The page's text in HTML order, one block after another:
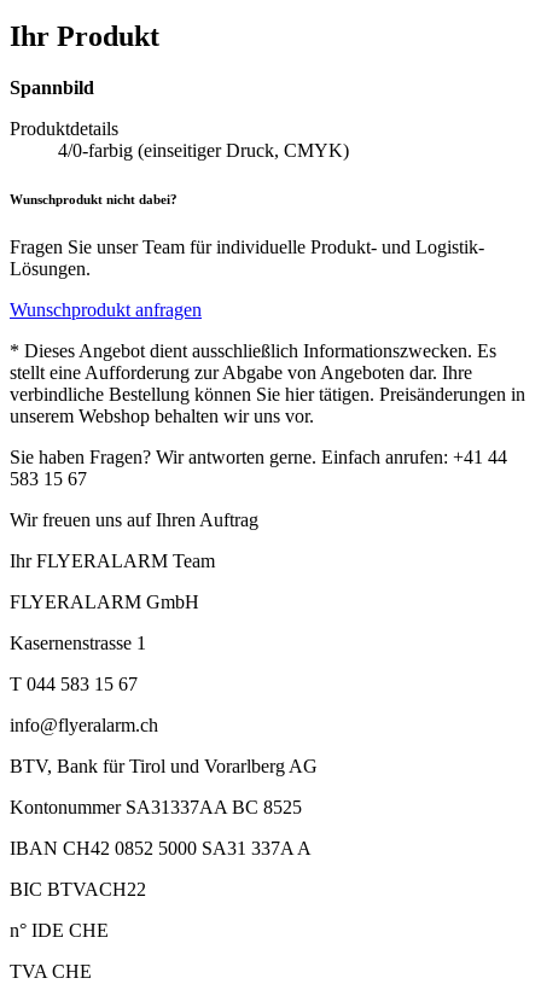
Ihr Produkt
Spannbild
Produktdetails
4/0-farbig (einseitiger Druck, CMYK)
Wunschprodukt nicht dabei?
Fragen Sie unser Team für individuelle Produkt- und Logistik-
Lösungen.
Wunschprodukt anfragen
* Dieses Angebot dient ausschließlich Informationszwecken. Es
stellt eine Aufforderung zur Abgabe von Angeboten dar. Ihre
verbindliche Bestellung können Sie hier tätigen. Preisänderungen in
unserem Webshop behalten wir uns vor.
Sie haben Fragen? Wir antworten gerne. Einfach anrufen: +41 44
583 15 67
Wir freuen uns auf Ihren Auftrag
Ihr FLYERALARM Team
FLYERALARM GmbH
Kasernenstrasse 1
T 044 583 15 67
info@flyeralarm.ch
BTV, Bank für Tirol und Vorarlberg AG
Kontonummer SA31337AA BC 8525
IBAN CH42 0852 5000 SA31 337A A
BIC BTVACH22
n° IDE CHE
TVA CHE